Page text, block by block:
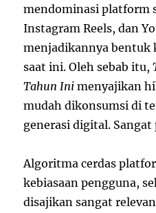
mendominasi platform
Instagram Reels, dan
menjadikannya bentuk
saat ini. Oleh sebab itu,
Tahun Ini menyajikan
mudah dikonsumsi di
generasi digital.
Algoritma cerdas
kebiasaan pengguna,
disajikan sangat